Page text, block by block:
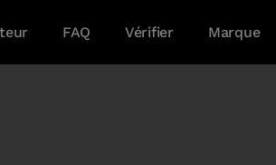
FAQ Vérifier Marque